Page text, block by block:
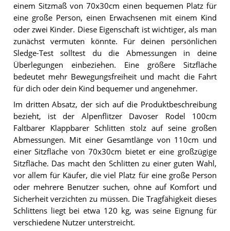
einem Sitzmaß von 70x30cm einen bequemen Platz für
eine große Person, einen Erwachsenen mit einem Kind
oder zwei Kinder. Diese Eigenschaft ist wichtiger, als man
zunächst vermuten könnte. Für deinen persönlichen
Sledge-Test solltest du die Abmessungen in deine
Überlegungen einbeziehen. Eine größere Sitzfläche
bedeutet mehr Bewegungsfreiheit und macht die Fahrt
für dich oder dein Kind bequemer und angenehmer.
Im dritten Absatz, der sich auf die Produktbeschreibung
bezieht, ist der Alpenflitzer Davoser Rodel 100cm
Faltbarer Klappbarer Schlitten stolz auf seine großen
Abmessungen. Mit einer Gesamtlänge von 110cm und
einer Sitzfläche von 70x30cm bietet er eine großzügige
Sitzfläche. Das macht den Schlitten zu einer guten Wahl,
vor allem für Käufer, die viel Platz für eine große Person
oder mehrere Benutzer suchen, ohne auf Komfort und
Sicherheit verzichten zu müssen. Die Tragfähigkeit dieses
Schlittens liegt bei etwa 120 kg, was seine Eignung für
verschiedene Nutzer unterstreicht.